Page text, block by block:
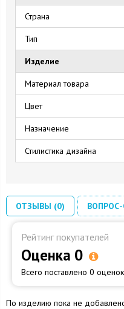
Страна
Тип
Изделие
Материал товара
Цвет
Назначение
Стилистика дизайна
ОТЗЫВЫ (0)
Рейтинг покупателей
Оценка 0
Всего поставлено 0 оценок
По изделию пока не